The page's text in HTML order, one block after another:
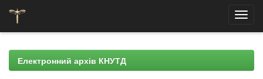
navigationЕлектронний архів КНУТД